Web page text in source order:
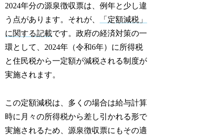
2024年分の源泉徴収票は、例年と少し違
う点があります。それが、
「定額減税」
に関する記載です。政府の経済対策の一
環として、2024年（令和6年）に所得税
と住民税から一定額が減税される制度が
実施されます。
この定額減税は、多くの場合は給与計算
時に月々の所得税から差し引かれる形で
実施されるため、源泉徴収票にもその適